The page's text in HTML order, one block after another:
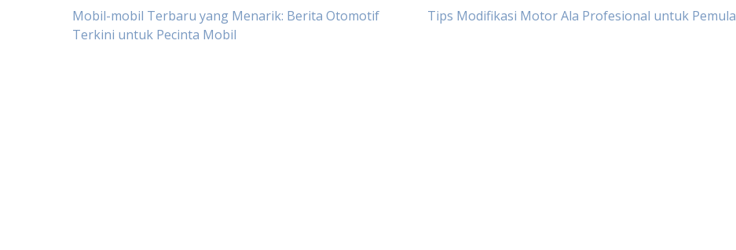
Post
Mobil-mobil Terbaru yang Menarik: Berita Otomotif
Terkini untuk Pecinta Mobil
Tips Modifikasi Motor Ala Profesional untuk Pemula